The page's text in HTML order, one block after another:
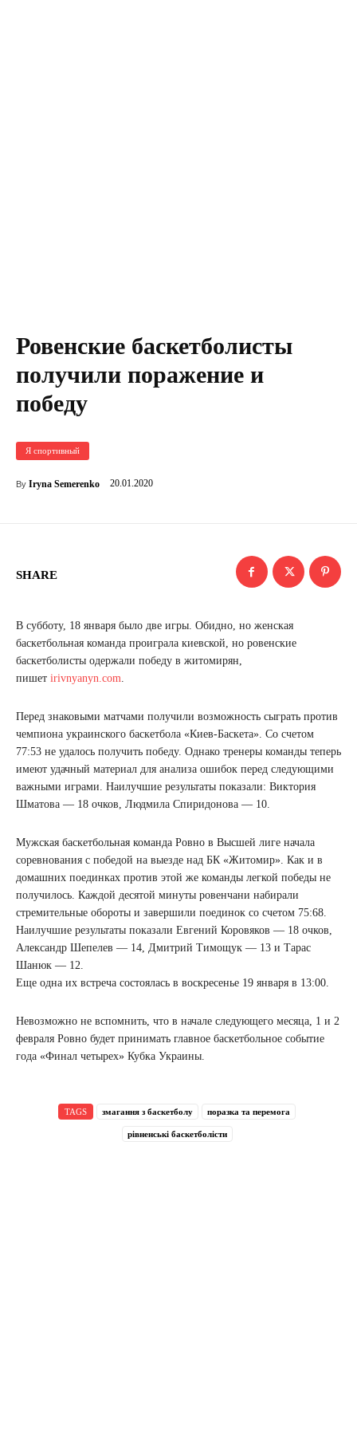
Ровенские баскетболисты
получили поражение и
победу
Я спортивный
By Iryna Semerenko 20.01.2020
SHARE
В субботу, 18 января было две игры. Обидно, но женская
баскетбольная команда проиграла киевской, но ровенские
баскетболисты одержали победу в житомирян,
пишет irivnyanyn.com.
Перед знаковыми матчами получили возможность сыграть против
чемпиона украинского баскетбола «Киев-Баскета». Со счетом
77:53 не удалось получить победу. Однако тренеры команды теперь
имеют удачный материал для анализа ошибок перед следующими
важными играми. Наилучшие результаты показали: Виктория
Шматова — 18 очков, Людмила Спиридонова — 10.
Мужская баскетбольная команда Ровно в Высшей лиге начала
соревнования с победой на выезде над БК «Житомир». Как и в
домашних поединках против этой же команды легкой победы не
получилось. Каждой десятой минуты ровенчани набирали
стремительные обороты и завершили поединок со счетом 75:68.
Наилучшие результаты показали Евгений Коровяков — 18 очков,
Александр Шепелев — 14, Дмитрий Тимощук — 13 и Тарас
Шанюк — 12.
Еще одна их встреча состоялась в воскресенье 19 января в 13:00.
Невозможно не вспомнить, что в начале следующего месяца, 1 и 2
февраля Ровно будет принимать главное баскетбольное событие
года «Финал четырех» Кубка Украины.
TAGS змагання з баскетболу поразка та перемога
рівненські баскетболісти